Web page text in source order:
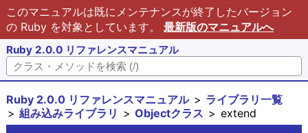
このマニュアルは既にメンテナンスが終了したバージョン
の Ruby を対象としています。 最新版のマニュアルへ
Ruby 2.0.0 リファレンスマニュアル
Ruby 2.0.0 リファレンスマニュアル
ライブラリ一覧
組み込みライブラリ
Objectクラス extend